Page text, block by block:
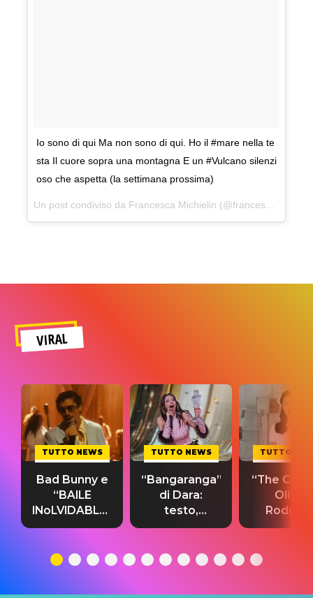
Io sono di qui Ma non sono di qui. Ho il #mare nella te
sta Il cuore sopra una montagna E un #Vulcano silenzi
oso che aspetta (la settimana prossima)
Un post condiviso da Francesca Michielin (@francesca_michielin) in data:
VIRAL
TUTTO NEWS
Bad Bunny e
“BAILE
INoLVIDABLE”:
testo,
significato
TUTTO NEWS
“Bangaranga”
di Dara:
testo,
traduzione e
del singolo
TUTTO
“The
Olivia
testo,